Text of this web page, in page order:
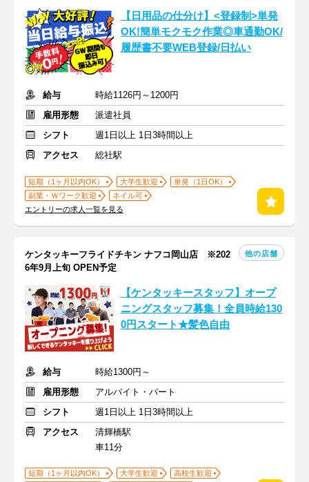
【日用品の仕分け】<登録制>単発
OK!簡単モクモク作業◎車通勤OK/
履歴書不要WEB登録/日払い
給与
時給1126円～1200円
雇用形態
派遣社員
シフト
週1日以上 1日3時間以上
アクセス
総社駅
短期（1ヶ月以内OK） 大学生歓迎
単発（1日OK）
副業・Ｗワーク歓迎
ネイル可
エントリーの求人一覧を見る
ケンタッキーフライドチキン ナフコ岡山店 ※202
6年9月上旬 OPEN予定
他の店舗
【ケンタッキースタッフ】オープ
ニングスタッフ募集！全員時給130
0円スタート★髪色自由
給与
時給1300円～
雇用形態
アルバイト・パート
シフト
週1日以上 1日3時間以上
アクセス
清輝橋駅
車11分
短期（1ヶ月以内OK） 大学生歓迎
高校生歓迎